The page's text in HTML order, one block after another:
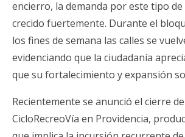
encierro, la demanda por este tipo de
crecido fuertemente. Durante el
los fines de semana las calles se
evidenciando que la ciudadanía
que su fortalecimiento y expansión
Recientemente se anunció el cierre
CicloRecreoVía en Providencia,